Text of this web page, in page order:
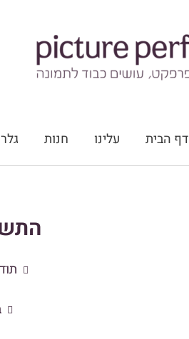
דף הבית עלינו חנות